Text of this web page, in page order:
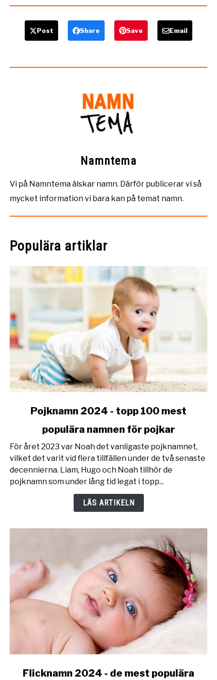
Post Share Save Email
Namntema
Vi på Namntema älskar namn. Därför publicerar vi så
mycket information vi bara kan på temat namn.
Populära artiklar
Pojknamn
2024
topp
100
mest
Pojknamn 2024 - topp 100 mest
populära namnen för pojkar
För året 2023 var Noah det vanligaste pojknamnet,
vilket det varit vid flera tillfällen under de två senaste
decennierna. Liam, Hugo och Noah tillhör de
pojknamn som under lång tid legat i topp...
LÄS ARTIKELN
Flicknamn 2024 - de mest populära